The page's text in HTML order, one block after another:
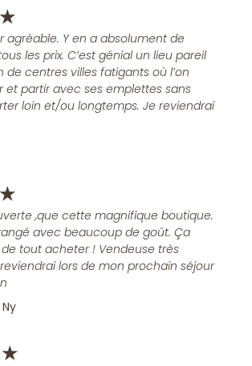
★
agréable. Y en a absolument de
les prix. C’est génial un lieu pareil
de centres villes fatigants où l’on
et partir avec ses emplettes sans
loin et/ou longtemps. Je reviendrai
★
,que cette magnifique boutique.
avec beaucoup de goût. Ça
tout acheter ! Vendeuse très
lors de mon prochain séjour
★